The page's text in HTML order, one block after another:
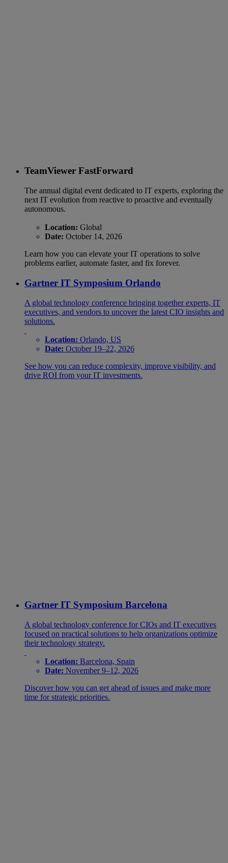
TeamViewer FastForward
The annual digital event dedicated to IT experts, exploring the
next IT evolution from reactive to proactive and eventually
autonomous.
Location: Global
Date: October 14, 2026
Learn how you can elevate your IT operations to solve
problems earlier, automate faster, and fix forever.
Gartner IT Symposium Orlando
A global technology conference bringing together experts, IT
executives, and vendors to uncover the latest CIO insights and
solutions.
Location: Orlando, US
Date: October 19–22, 2026
See how you can reduce complexity, improve visibility, and
drive ROI from your IT investments.
Gartner IT Symposium Barcelona
A global technology conference for CIOs and IT executives
focused on practical solutions to help organizations optimize
their technology strategy.
Location: Barcelona, Spain
Date: November 9–12, 2026
Discover how you can get ahead of issues and make more
time for strategic priorities.